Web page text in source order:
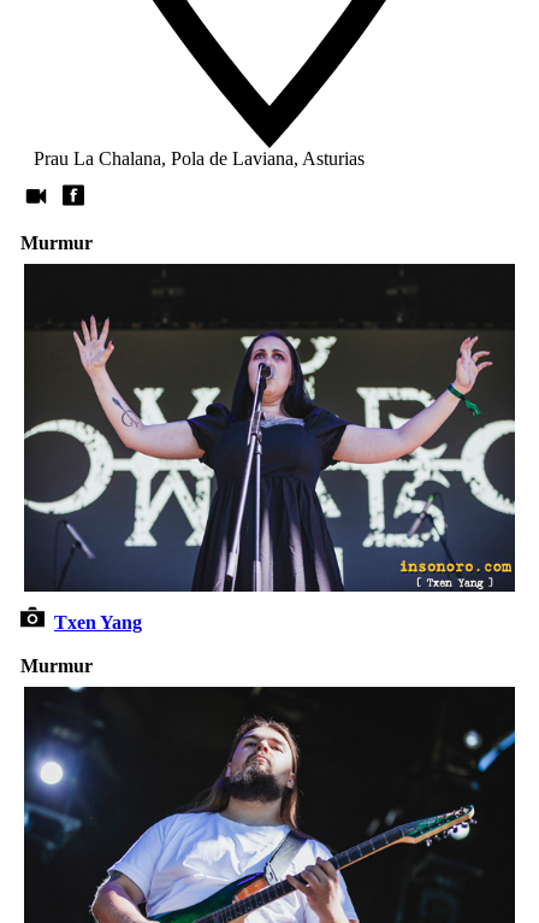
Prau La Chalana, Pola de Laviana, Asturias
Murmur
Txen Yang
Murmur